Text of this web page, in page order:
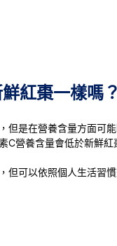
紅棗一樣嗎？
但是在營養含量方面可
C營養含量會低於新鮮
但可以依照個人生活習